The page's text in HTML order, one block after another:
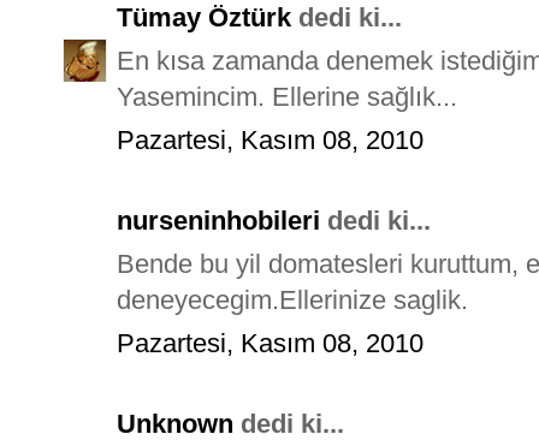
Tümay Öztürk dedi ki...
En kısa zamanda denemek
Yasemincim. Ellerine sağlık...
Pazartesi, Kasım 08, 2010
nurseninhobileri dedi ki...
Bende bu yil domatesleri kuruttum,
deneyecegim.Ellerinize saglik.
Pazartesi, Kasım 08, 2010
Unknown dedi ki...